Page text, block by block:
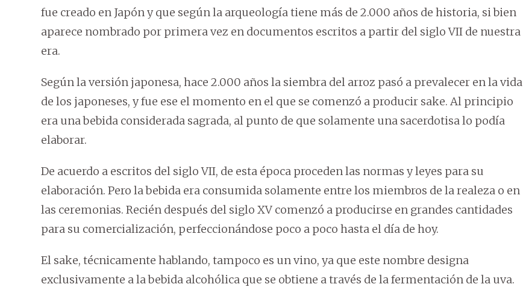
fue creado en Japón y que según la arqueología tiene más de 2.000 años de historia, si bien
aparece nombrado por primera vez en documentos escritos a partir del siglo VII de nuestra
era.
Según la versión japonesa, hace 2.000 años la siembra del arroz pasó a prevalecer en la vida
de los japoneses, y fue ese el momento en el que se comenzó a producir sake. Al principio
era una bebida considerada sagrada, al punto de que solamente una sacerdotisa lo podía
elaborar.
De acuerdo a escritos del siglo VII, de esta época proceden las normas y leyes para su
elaboración. Pero la bebida era consumida solamente entre los miembros de la realeza o en
las ceremonias. Recién después del siglo XV comenzó a producirse en grandes cantidades
para su comercialización, perfeccionándose poco a poco hasta el día de hoy.
El sake, técnicamente hablando, tampoco es un vino, ya que este nombre designa
exclusivamente a la bebida alcohólica que se obtiene a través de la fermentación de la uva.